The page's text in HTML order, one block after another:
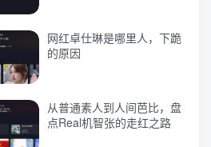
抖音
课程(103) 变现(79)
小红书(69)
电商
教程 (46) 闲鱼(40) 赚钱 (39)
商业思维(39) 直播间(38)
网红卓仕琳是哪里人，下跪
的原因
从普通素人到人间芭比，盘
点Real机智张的走红之路